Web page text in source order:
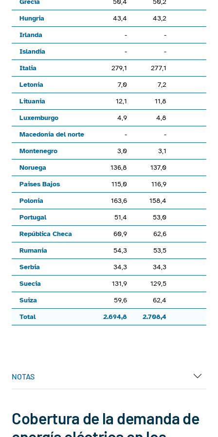
Grecia 50,4 50,2
Hungria
43,4 43,2
Irlanda
-
-
Islandia
-
-
Italia
279,1 277,1
Letonia
7,0 7,2
Lituania
12,1 11,8
Luxemburgo
4,9 4,8
Macedonia del norte
-
-
Montenegro
3,0
3,1
Noruega
136,8 137,0
Paises Bajos
115,0
116,9
Polonia
163,6 158,4
Portugal
51,4 53,0
República Checa
60,9 62,6
Rumania
54,3 53,5
Serbia
34,3
34,3
Suecia
131,9 129,5
Suiza
59,6 62,4
Total
2.694,8 2.708,4
NOTAS
Cobertura de la demanda de